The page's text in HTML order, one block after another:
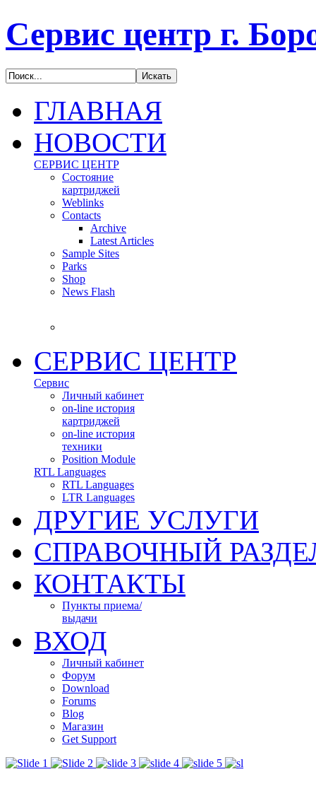
Сервис центр г.
ГЛАВНАЯ
НОВОСТИ
СЕРВИС ЦЕНТР
Состояние
картриджей
Weblinks
Contacts
Archive
Latest Articles
Sample Sites
Parks
Shop
News Flash
СЕРВИС ЦЕНТР
Сервис
Личный кабинет
on-line история
картриджей
on-line история
техники
Position Module
RTL Languages
RTL Languages
LTR Languages
ДРУГИЕ УСЛУГИ
СПРАВОЧНЫЙ
КОНТАКТЫ
Пункты приема/
выдачи
ВХОД
Личный кабинет
Форум
Download
Forums
Blog
Магазин
Get Support